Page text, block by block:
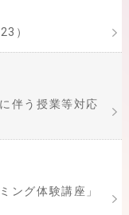
）
伴う授業等対応
ング体験講座」